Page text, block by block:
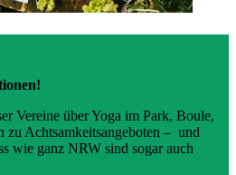
Vereine über Yoga im Park, Boule,
Achtsamkeitsangeboten – und
wie ganz NRW sind sogar auch